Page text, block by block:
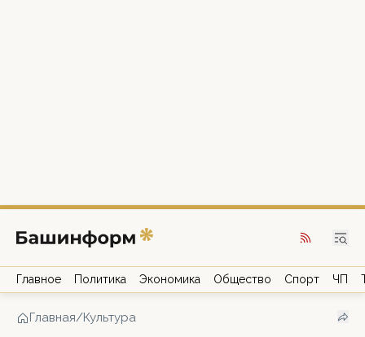
Главное Политика Экономика Общество Спорт ЧП
Главная/Культура